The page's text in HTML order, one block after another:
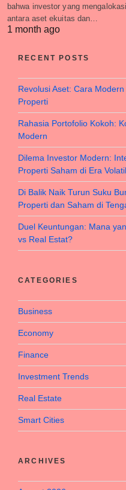
bahwa investor yang
antara aset ekuitas dan…
1 month ago
RECENT POSTS
Revolusi Aset: Cara
Properti
Rahasia Portofolio Kokoh:
Modern
Dilema Investor Modern:
Properti Saham di Era Volatil
Di Balik Naik Turun Suku
Properti dan Saham di
Duel Keuntungan: Mana
vs Real Estat?
CATEGORIES
Business
Economy
Finance
Investment Trends
Real Estate
Smart Cities
ARCHIVES